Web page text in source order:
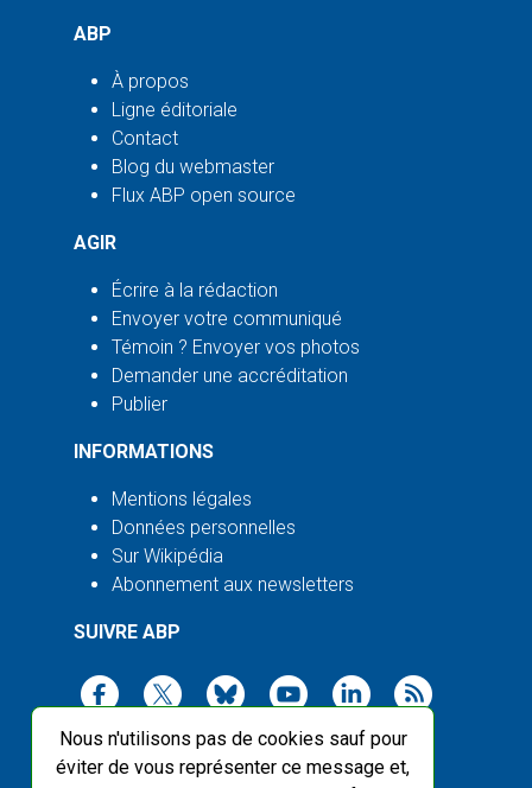
Nous n'utilisons pas de cookies sauf pour
éviter de vous représenter ce message et,
ABP
À propos
Ligne éditoriale
Contact
Blog du webmaster
Flux ABP open source
AGIR
Écrire à la rédaction
Envoyer votre communiqué
Témoin ? Envoyer vos photos
Demander une accréditation
Publier
INFORMATIONS
Mentions légales
Données personnelles
Sur Wikipédia
Abonnement aux newsletters
SUIVRE ABP